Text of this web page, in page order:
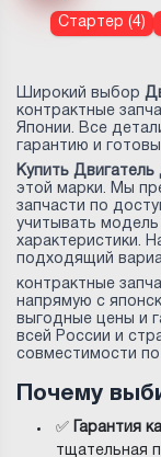
Стартер (4)
Широкий выбор
контрактные
Японии. Все
гарантию и
Купить Двигатель
этой марки. Мы
запчасти по
учитывать модель
характеристики.
подходящий
контрактные
напрямую с
выгодные цены и
всей России и
совместимости по
Почему
✅ Гарантия
тщательная